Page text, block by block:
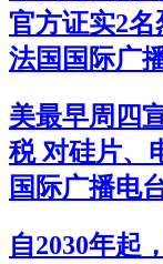
官方证实2
法国国际广
美最早周四
税 对硅片、
国际广播电
自2030年起